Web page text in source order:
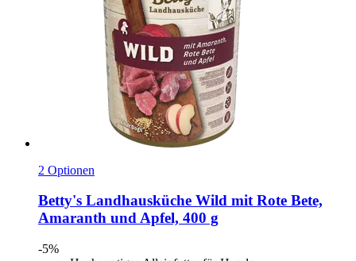
2 Optionen
Betty's Landhausküche Wild mit Rote Bete,
Amaranth und Apfel, 400 g
-5%